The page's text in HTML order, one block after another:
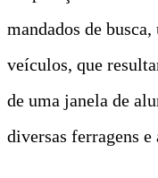
mandados de
veículos, que
de uma janela de
diversas ferragens